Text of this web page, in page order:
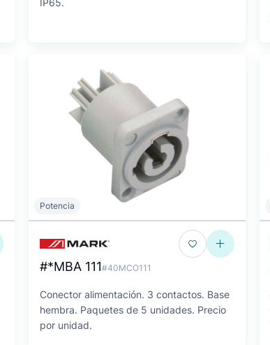
IP65.
Potencia
#*MBA 111#40MCO111
Conector alimentación. 3 contactos. Base
hembra. Paquetes de 5 unidades. Precio
por unidad.